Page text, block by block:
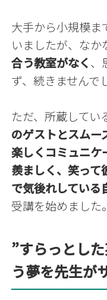
大手から小規模ま
いましたが、なか
合う教室がなく、
ず、続きませんで
ただ、所蔵してい
のゲストとスムー
楽しくコミュニケ
羨ましく、笑って
で気後れしている
受講を始めました。
”すらっとし
う夢を先生が